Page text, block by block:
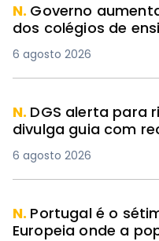
N. Governo
dos colégios de
6 agosto 2026
N. DGS alerta para
divulga guia com
6 agosto 2026
N. Portugal é o
Europeia onde a